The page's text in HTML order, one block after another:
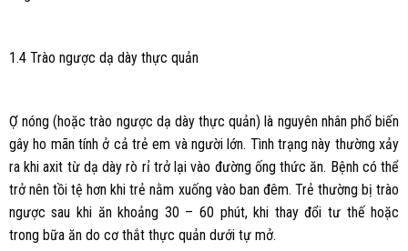
1.4 Trào ngược dạ dày thực quản
Ợ nóng (hoặc trào ngược dạ dày thực quản) là nguyên nhân phổ biến
gây ho mãn tính ở cả trẻ em và người lớn. Tình trạng này thường xảy
ra khi axit từ dạ dày rò rỉ trở lại vào đường ống thức ăn. Bệnh có thể
trở nên tồi tệ hơn khi trẻ nằm xuống vào ban đêm. Trẻ thường bị trào
ngược sau khi ăn khoảng 30 – 60 phút, khi thay đổi tư thế hoặc
trong bữa ăn do cơ thắt thực quản dưới tự mở.